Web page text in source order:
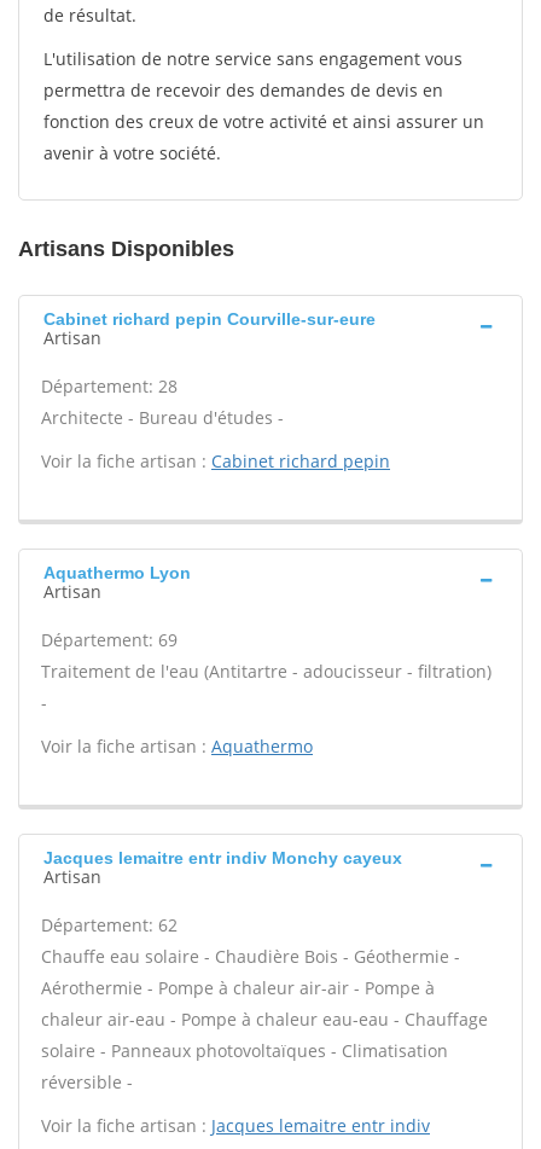
de résultat.
L'utilisation de notre service sans engagement vous
permettra de recevoir des demandes de devis en
fonction des creux de votre activité et ainsi assurer un
avenir à votre société.
Artisans Disponibles
Cabinet richard pepin Courville-sur-eure
Artisan
Département: 28
Architecte - Bureau d'études -
Voir la fiche artisan : Cabinet richard pepin
Aquathermo Lyon
Artisan
Département: 69
Traitement de l'eau (Antitartre - adoucisseur - filtration)
-
Voir la fiche artisan : Aquathermo
Jacques lemaitre entr indiv Monchy cayeux
Artisan
Département: 62
Chauffe eau solaire - Chaudière Bois - Géothermie -
Aérothermie - Pompe à chaleur air-air - Pompe à
chaleur air-eau - Pompe à chaleur eau-eau - Chauffage
solaire - Panneaux photovoltaïques - Climatisation
réversible -
Voir la fiche artisan : Jacques lemaitre entr indiv